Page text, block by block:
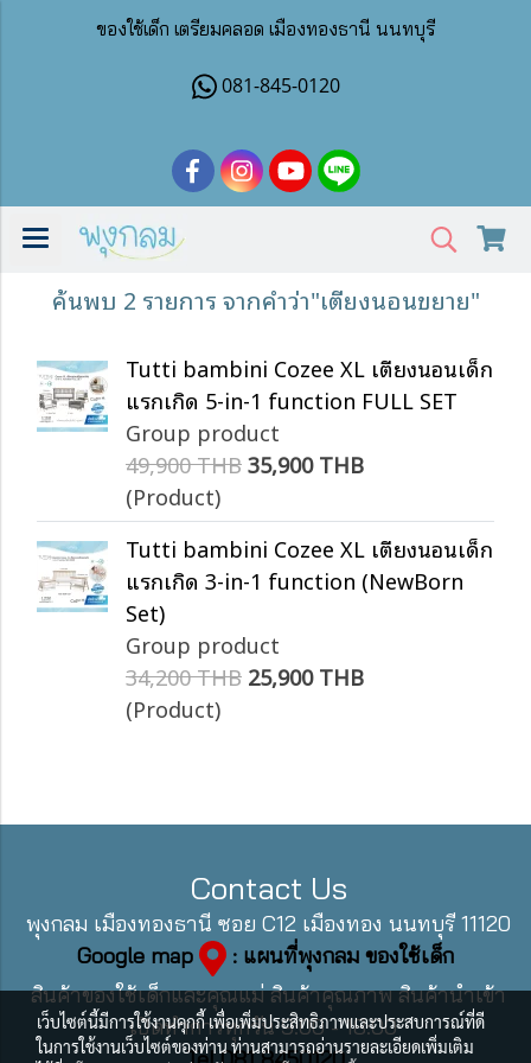
ของใช้เด็ก เตรียมคลอด เมืองทองธานี นนทบุรี
081-845-0120
ค้นพบ 2 รายการ จากคำว่า"เตียงนอนขยาย"
Tutti bambini Cozee XL เตียงนอนเด็ก
แรกเกิด 5-in-1 function FULL SET
Group product
49,900 THB35,900 THB
(Product)
Tutti bambini Cozee XL เตียงนอนเด็ก
แรกเกิด 3-in-1 function (NewBorn
Set)
Group product
34,200 THB 25,900 THB
(Product)
Contact Us
พุงกลม เมืองทองธานี ซอย C12 เมืองทอง นนทบุรี 11120
Google map
: แผนที่พุงกลม ของใช้เด็ก
สินค้าของใช้เด็กและคุณแม่ สินค้าคุณภาพ สินค้านำเข้า
เปิดทำการทุกวัน 9:00 - 18:00
เว็บไซต์นี้มีการใช้งานคุกกี้ เพื่อเพิ่มประสิทธิภาพและประสบการณ์ที่ดี
ในการใช้งานเว็บไซต์ของท่าน ท่านสามารถอ่านรายละเอียดเพิ่มเติม